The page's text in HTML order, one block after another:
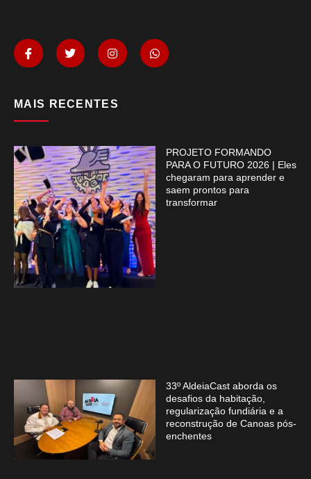
MAIS RECENTES
PROJETO FORMANDO
PARA O FUTURO 2026 | Eles
chegaram para aprender e
saem prontos para
transformar
33º AldeiaCast aborda os
desafios da habitação,
regularização fundiária e a
reconstrução de Canoas pós-
enchentes